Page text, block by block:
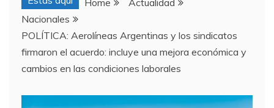
Home
Actualidad
Nacionales
POLÍTICA: Aerolíneas Argentinas y los sindicatos
firmaron el acuerdo: incluye una mejora económica y
cambios en las condiciones laborales